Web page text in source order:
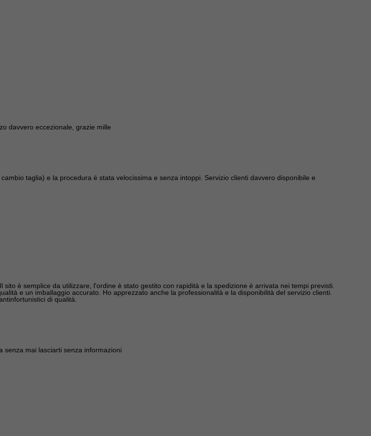
davvero eccezionale, grazie mille
taglia) e la procedura è stata velocissima e senza intoppi. Servizio clienti davvero disponibile e
è semplice da utilizzare, l'ordine è stato gestito con rapidità e la spedizione è arrivata nei tempi previsti.
e un imballaggio accurato. Ho apprezzato anche la professionalità e la disponibilità del servizio clienti.
di qualità.
senza mai lasciarti senza informazioni